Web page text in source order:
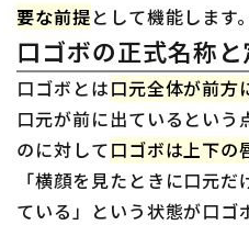
要な前提として機能します。
口ゴボの正式名称と
口ゴボとは口元全体が前方
口元が前に出ているとい
のに対して口ゴボは上下の
「横顔を見たときに口元
ている」という状態が口ゴ